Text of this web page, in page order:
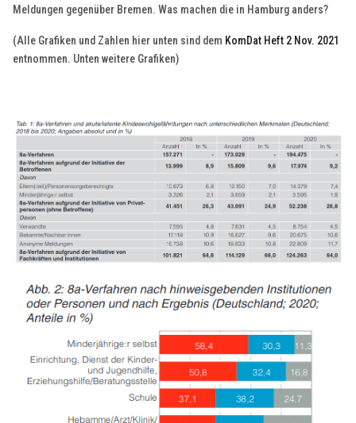
Meldungen gegenüber Bremen. Was machen die in Hamburg anders?
(Alle Grafiken und Zahlen hier unten sind dem KomDat Heft 2 Nov. 2021
entnommen. Unten weitere Grafiken)